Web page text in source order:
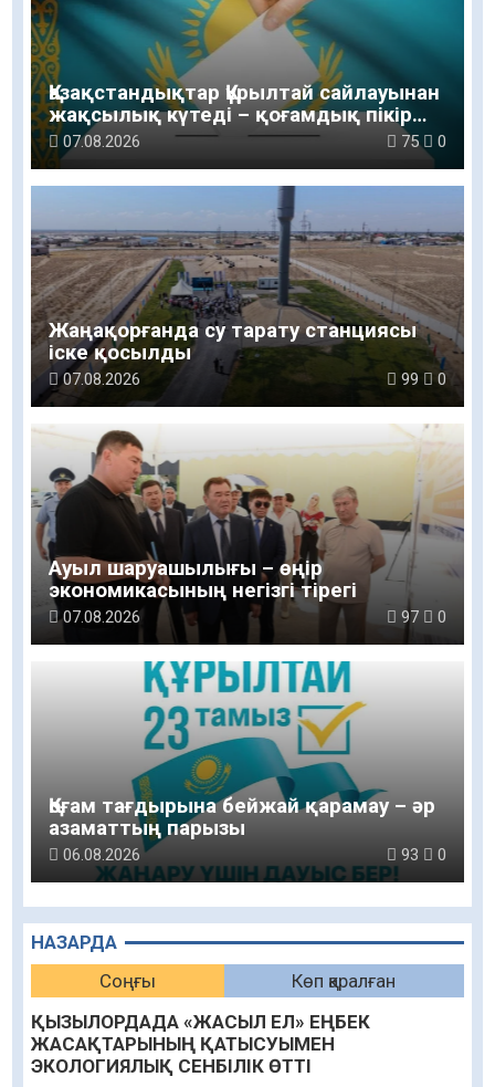
НАЗАРДА
Соңғы
Көп қаралған
ҚЫЗЫЛОРДАДА «ЖАСЫЛ ЕЛ» ЕҢБЕК
ЖАСАҚТАРЫНЫҢ ҚАТЫСУЫМЕН
ЭКОЛОГИЯЛЫҚ СЕНБІЛІК ӨТТІ
Қазақстандықтар Құрылтай сайлауынан
жақсылық күтеді – қоғамдық пікір
зерттеуі
07.08.2026 75 0
Жаңақорғанда су тарату станциясы
іске қосылды
07.08.2026 99 0
Ауыл шаруашылығы – өңір
экономикасының негізгі тірегі
07.08.2026 97 0
Қоғам тағдырына бейжай қарамау – әр
азаматтың парызы
06.08.2026 93 0